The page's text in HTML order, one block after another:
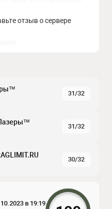
отзыв о сервере
31/32
31/32
30/32
в 19:19